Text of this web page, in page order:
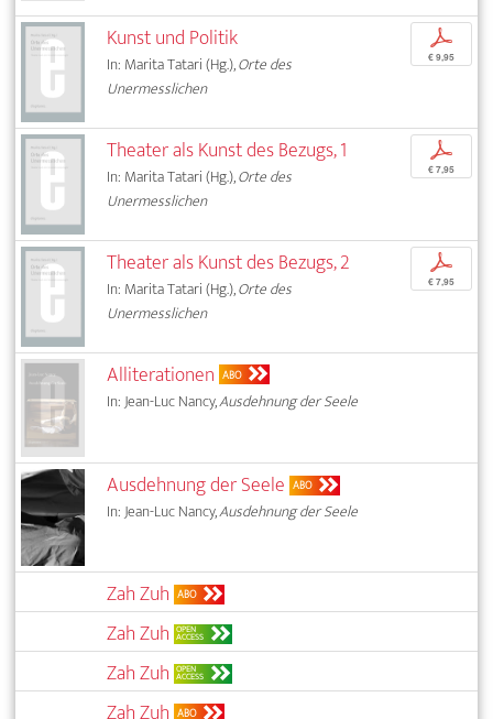
Kunst und Politik
In: Marita Tatari (Hg.),Orte des
Unermesslichen
p
€ 9,95
Theater als Kunst des Bezugs, 1
In: Marita Tatari (Hg.),Orte des
Unermesslichen
p
€ 7,95
Theater als Kunst des Bezugs, 2
In: Marita Tatari (Hg.),Orte des
Unermesslichen
p
€ 7,95
Alliterationen ABO
In: Jean-Luc Nancy,Ausdehnung der Seele
Ausdehnung der Seele ABO
In: Jean-Luc Nancy,Ausdehnung der Seele
Zah Zuh ABO
Zah Zuh OPEN
ACCESS
Zah Zuh OPEN
ACCESS
ABO